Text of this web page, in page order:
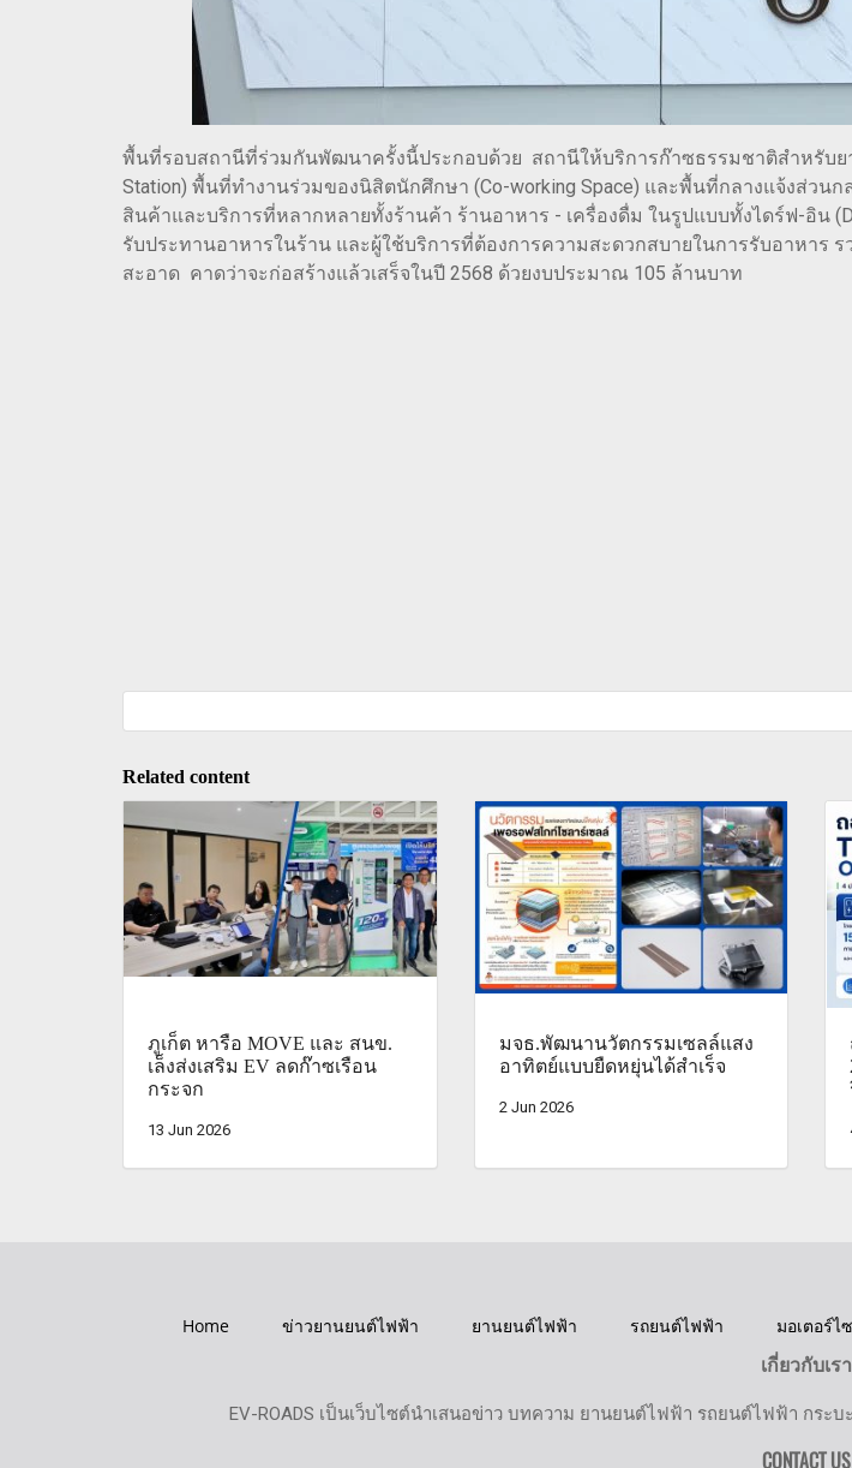
พื้นที่รอบสถานีที่ร่วมกันพัฒนาครั้งนี้ประกอบด้วย สถานีให้บริการก๊าซธรรมชาติสำหรับยา
Station) พื้นที่ทำงานร่วมของนิสิตนักศึกษา (Co-working Space) และพื้นที่กลางแจ้งส่วน
สินค้าและบริการที่หลากหลายทั้งร้านค้า ร้านอาหาร - เครื่องดื่ม ในรูปแบบทั้งไดร์ฟ-อิน
รับประทานอาหารในร้าน และผู้ใช้บริการที่ต้องการความสะดวกสบายในการรับอาหาร
สะอาด คาดว่าจะก่อสร้างแล้วเสร็จในปี 2568 ด้วยงบประมาณ 105 ล้านบาท
Related content
ภูเก็ต หารือ MOVE และ สนข.
เล็งส่งเสริม EV ลดก๊าซเรือน
กระจก
13 Jun 2026
มจธ.พัฒนานวัตกรรมเซลล์แสง
อาทิตย์แบบยืดหยุ่นได้สำเร็จ
2 Jun 2026
Home ข่าวยานยนต์ไฟฟ้า ยานยนต์ไฟฟ้า รถยนต์ไฟฟ้า มอเตอร์ไ
เกี่ยวกับเรา
EV-ROADS เป็นเว็บไซต์นำเสนอข่าว บทความ ยานยนต์ไฟฟ้า รถยนต์ไฟฟ้า กร
CONTACT US